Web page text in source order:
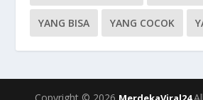
YANG BISA YANG COCOK